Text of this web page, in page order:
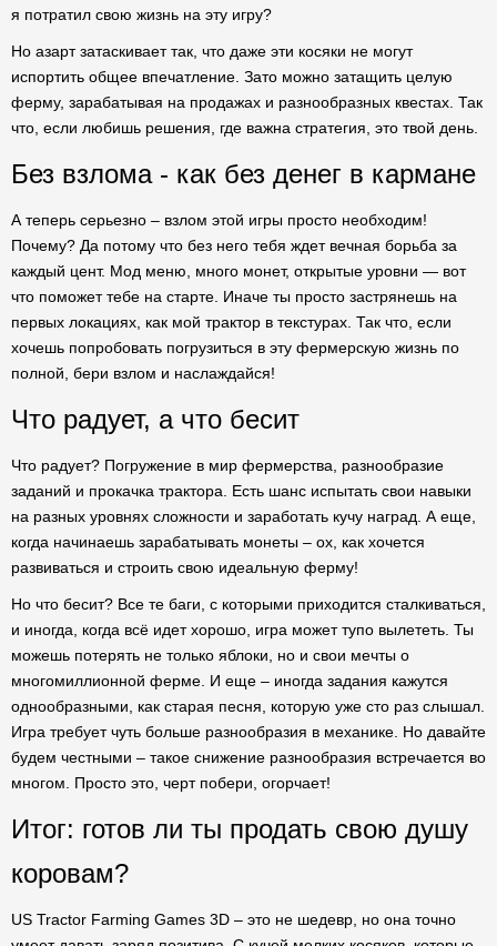
я потратил свою жизнь на эту игру?
Но азарт затаскивает так, что даже эти косяки не могут
испортить общее впечатление. Зато можно затащить целую
ферму, зарабатывая на продажах и разнообразных квестах. Так
что, если любишь решения, где важна стратегия, это твой день.
Без взлома - как без денег в кармане
А теперь серьезно – взлом этой игры просто необходим!
Почему? Да потому что без него тебя ждет вечная борьба за
каждый цент. Мод меню, много монет, открытые уровни — вот
что поможет тебе на старте. Иначе ты просто застрянешь на
первых локациях, как мой трактор в текстурах. Так что, если
хочешь попробовать погрузиться в эту фермерскую жизнь по
полной, бери взлом и наслаждайся!
Что радует, а что бесит
Что радует? Погружение в мир фермерства, разнообразие
заданий и прокачка трактора. Есть шанс испытать свои навыки
на разных уровнях сложности и заработать кучу наград. А еще,
когда начинаешь зарабатывать монеты – ох, как хочется
развиваться и строить свою идеальную ферму!
Но что бесит? Все те баги, с которыми приходится сталкиваться,
и иногда, когда всё идет хорошо, игра может тупо вылететь. Ты
можешь потерять не только яблоки, но и свои мечты о
многомиллионной ферме. И еще – иногда задания кажутся
однообразными, как старая песня, которую уже сто раз слышал.
Игра требует чуть больше разнообразия в механике. Но давайте
будем честными – такое снижение разнообразия встречается во
многом. Просто это, черт побери, огорчает!
Итог: готов ли ты продать свою душу
коровам?
US Tractor Farming Games 3D – это не шедевр, но она точно